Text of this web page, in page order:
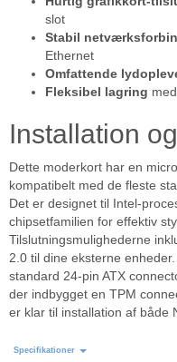
slot
Stabil
Ethernet
Omfattende
Fleksibel lagring
Installation
Dette moderkort har en
kompatibelt med de fleste
Det er designet til Intel-
chipsetfamilien for effektiv
Tilslutningsmulighederne
2.0 til dine eksterne
standard 24-pin ATX
der indbygget en TPM
er klar til installation af både
Specifikationer